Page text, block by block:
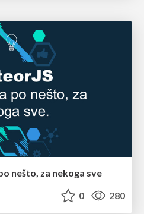
nešto, za nekoga sve
0 280